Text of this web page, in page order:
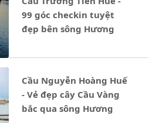
99 góc checkin tuyệt
đẹp bên sông Hương
Cầu Nguyễn Hoàng Huế
- Vẻ đẹp cây Cầu Vàng
bắc qua sông Hương